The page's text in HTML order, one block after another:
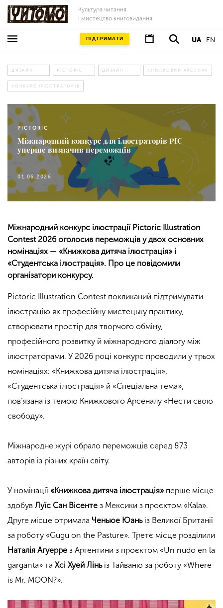
Культура читання
і мистецтво книговидання
UA EN
ПІДТРИМАТИ
ДИЗАЙН PICTORIC ДИЗАЙН КНИЖКОВИЙ АРСЕНАЛ
КОНКУРС ІЛЮСТРАТОРІВ
PICTORIC
Міжнародний конкурс для ілюстраторів PIC
уперше визначив переможців
01.06.2026
Міжнародний конкурс ілюстрації Pictoric Illustration
Contest 2026 оголосив переможців у двох основних
номінаціях — «Книжкова дитяча ілюстрація» і
«Студентська ілюстрація». Про це повідомили
організатори конкурсу.
Pictoric Illustration Contest покликаний підтримувати
ілюстрацію як професійну мистецьку практику,
створювати простір для творчого обміну,
професійного розвитку й міжнародного діалогу між
ілюстраторами. У 2026 році конкурс проводили у трьох
номінаціях: «Книжкова дитяча ілюстрація»,
«Студентська ілюстрація» й «Спеціальна тема»,
пов’язана із темою Книжкового Арсеналу «Нести свою
свободу».
Міжнародне журі обрало переможців серед 873
авторів із різних країн світу.
У номінації «Книжкова дитяча ілюстрація»перше місце
здобув Луїс Сан Вісенте з Мексики з проєктом «Kala».
Друге місце отримала Ченьюе Юаньіз Великої Британії
за роботу «Gugu on the Pasture». Третє місце розділили
Наталія Агуерре з Аргентини з проєктом «Un nudo en la
garganta» та Хсі Хуей Ліньіз Тайваню за роботу «Where
is Mr. MOON?».